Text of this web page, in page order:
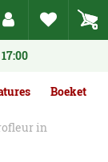
in
17:00
Boeket